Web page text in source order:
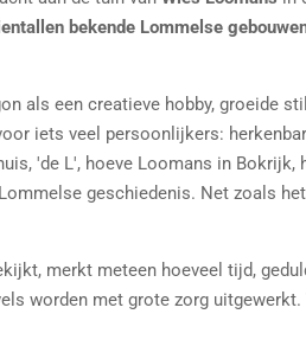
bekende Lommelse
als een creatieve hobby, groeide
iets veel persoonlijkers:
'de L', hoeve Loomans in
geschiedenis. Net zoals
merkt meteen hoeveel tijd,
worden met grote zorg